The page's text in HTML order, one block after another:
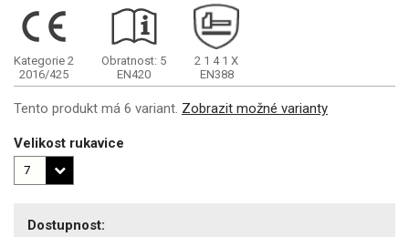
Kategorie 2
2016/425
Obratnost: 5
EN420
2 1 4 1 X
EN388
Tento produkt má 6 variant. Zobrazit možné varianty
Velikost rukavice
Dostupnost: